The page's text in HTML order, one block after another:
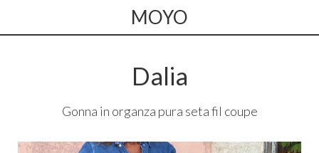
MOYO
Dalia
Gonna in organza pura seta fil coupe